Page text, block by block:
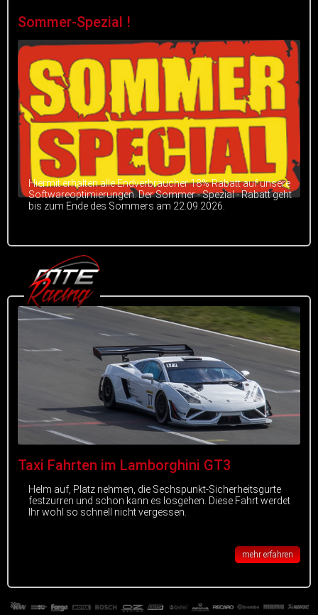
Sommer-Spezial !
Hiermit erhalten alle Endverbraucher 18% Rabatt auf unsere
Softwareoptimierungen. Der Sommer - Spezial - Rabatt geht
bis zum Ende des Sommers am 22.09.2026.
Taxi Fahrten im Lamborghini GT3
Helm auf, Platz nehmen, die Sechspunkt-Sicherheitsgurte
festzurren und schon kann es losgehen. Diese Fahrt werdet
Ihr wohl so schnell nicht vergessen.
mehr erfahren